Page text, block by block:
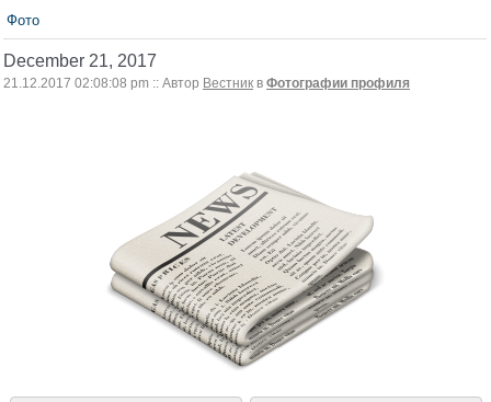
Фото
December 21, 2017
21.12.2017 02:08:08 pm :: Автор Вестник в Фотографии профиля